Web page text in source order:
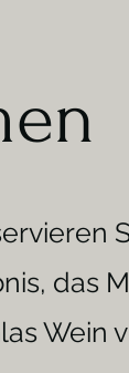
das
Wein